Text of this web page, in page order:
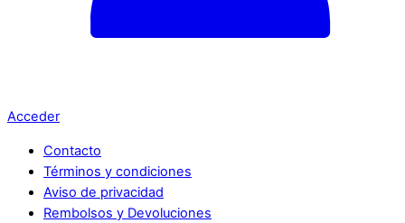
Acceder
Contacto
Términos y condiciones
Aviso de privacidad
Rembolsos y Devoluciones